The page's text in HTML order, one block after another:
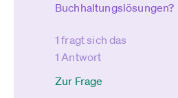
Buchhaltungslösungen?
1 fragt sich das
1 Antwort
Zur Frage